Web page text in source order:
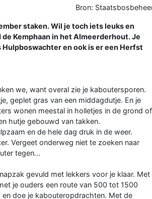
Bron:
staken. Wil je toch iets leuks en
Kemphaan in het Almeerderhout. Je
en ook is er een Herfst
we, want overal zie je kaboutersporen.
geplet gras van een middagdutje. En je
wonen meestal in holletjes in de grond of
hutje gebouwd van takken.
en de hele dag druk in de weer.
Vergeet onderweg niet te zoeken naar
tegen...
gevuld met lekkers voor je klaar. Met
je ouders een route van 500 tot 1500
doe je kabouteropdrachten. Met de